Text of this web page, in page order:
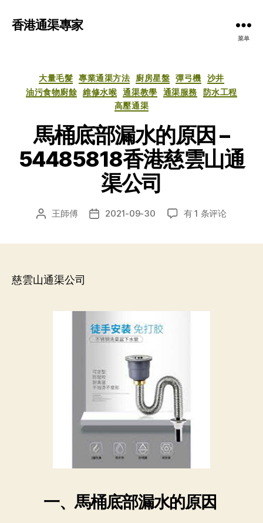
香港通渠專家
菜单
分
类
大量毛髮 專業通渠方法 廚房星盤 彈弓機
沙井
油污食物廚餘 維修水喉 通渠教學 通渠服務
防水工程
高壓通渠
馬桶底部漏水的原因 –
54485818香港慈雲山通
渠公司
文 王師傅
发 2021-09-30
馬
雲
山
通
渠
有 1 条评论
慈雲山通渠公司
一、馬桶底部漏水的原因